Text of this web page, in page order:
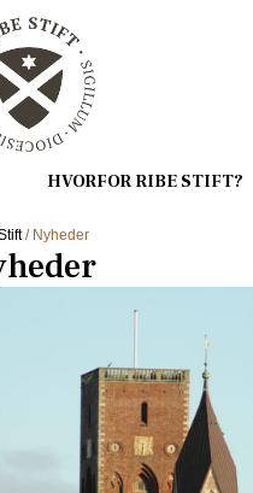
Direkte til indholdet
/ Nyheder